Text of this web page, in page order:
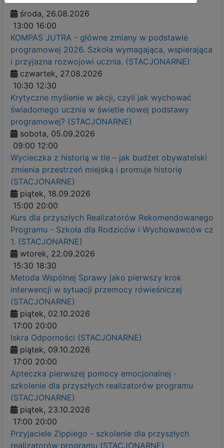
środa, 26.08.2026
13:00 16:00
KOMPAS JUTRA - główne zmiany w podstawie
programowej 2026. Szkoła wymagająca, wspierająca
i przyjazna rozwojowi ucznia. (STACJONARNE)
czwartek, 27.08.2026
10:30 12:30
Krytyczne myślenie w akcji, czyli jak wychować
świadomego ucznia w świetle nowej podstawy
programowej? (STACJONARNE)
sobota, 05.09.2026
09:00 12:00
Wycieczka z historią w tle – jak budżet obywatelski
zmienia przestrzeń miejską i promuje historię
(STACJONARNE)
piątek, 18.09.2026
15:00 20:00
Kurs dla przyszłych Realizatorów Rekomendowanego
Programu - Szkoła dla Rodziców i Wychowawców cz
1. (STACJONARNE)
wtorek, 22.09.2026
15:30 18:30
Metoda Wspólnej Sprawy jako pierwszy krok
interwencji w sytuacji przemocy rówieśniczej
(STACJONARNE)
piątek, 02.10.2026
17:00 20:00
Iskra Odporności (STACJONARNE)
piątek, 09.10.2026
17:00 20:00
Apteczka pierwszej pomocy emocjonalnej -
szkolenie dla przyszłych realizatorów programu
(STACJONARNE)
piątek, 23.10.2026
17:00 20:00
Przyjaciele Zippiego - szkolenie dla przyszłych
realizatorów programu (STACJONARNE)